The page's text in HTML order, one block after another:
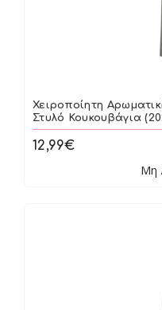
Χειροποίητη
Στυλό Κουκουβάγια
12,99€
Μη